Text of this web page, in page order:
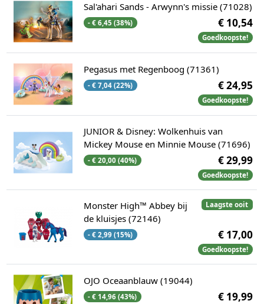
Sal'ahari Sands - Arwynn's missie (71028)
- € 6,45 (38%) € 10,54
Goedkoopste!
Pegasus met Regenboog (71361)
- € 7,04 (22%) € 24,95
Goedkoopste!
JUNIOR & Disney: Wolkenhuis van
Mickey Mouse en Minnie Mouse (71696)
- € 20,00 (40%) € 29,99
Goedkoopste!
Laagste ooit
Monster High™ Abbey bij
de kluisjes (72146)
- € 2,99 (15%) € 17,00
Goedkoopste!
OJO Oceaanblauw (19044)
- € 14,96 (43%) € 19,99